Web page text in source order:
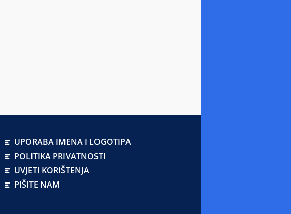
UPORABA IMENA I LOGOTIPA
POLITIKA PRIVATNOSTI
UVJETI KORIŠTENJA
PIŠITE NAM